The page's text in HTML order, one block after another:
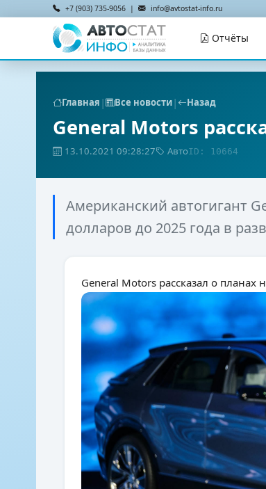
+7 (903) 735-9056 | info@avtostat-info.ru
Отчёты
Главная | Все новости| Назад
General Motors
13.10.2021 09:28:27 АвтоID: 10664
Американский автогигант
долларов до 2025 года в
General Motors рассказал о